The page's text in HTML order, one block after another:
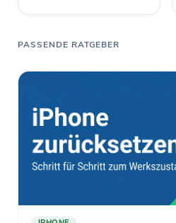
PASSENDE RATGEBER